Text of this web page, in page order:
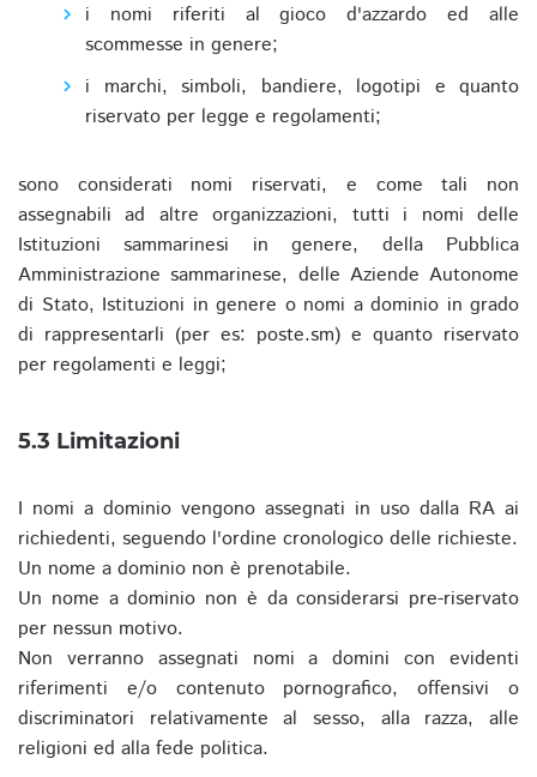
i nomi riferiti al gioco d'azzardo ed alle
scommesse in genere;
i marchi, simboli, bandiere, logotipi e quanto
riservato per legge e regolamenti;
sono considerati nomi riservati, e come tali non
assegnabili ad altre organizzazioni, tutti i nomi delle
Istituzioni sammarinesi in genere, della Pubblica
Amministrazione sammarinese, delle Aziende Autonome
di Stato, Istituzioni in genere o nomi a dominio in grado
di rappresentarli (per es: poste.sm) e quanto riservato
per regolamenti e leggi;
5.3 Limitazioni
I nomi a dominio vengono assegnati in uso dalla RA ai
richiedenti, seguendo l'ordine cronologico delle richieste.
Un nome a dominio non è prenotabile.
Un nome a dominio non è da considerarsi pre-riservato
per nessun motivo.
Non verranno assegnati nomi a domini con evidenti
riferimenti e/o contenuto pornografico, offensivi o
discriminatori relativamente al sesso, alla razza, alle
religioni ed alla fede politica.